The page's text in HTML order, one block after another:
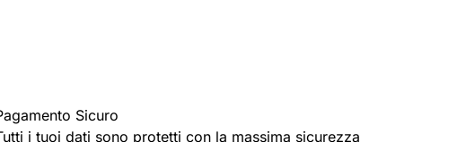
Sicuro
i tuoi dati sono protetti con la massima sicurezza